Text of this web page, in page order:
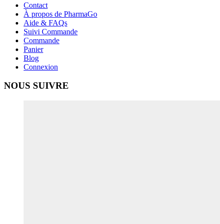
Contact
À propos de PharmaGo
Aide & FAQs
Suivi Commande
Commande
Panier
Blog
Connexion
NOUS SUIVRE